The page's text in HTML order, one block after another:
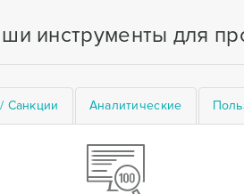
инструменты для
Санкции Аналитические